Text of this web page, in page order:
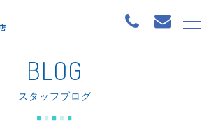
BLOG
スタッフブログ